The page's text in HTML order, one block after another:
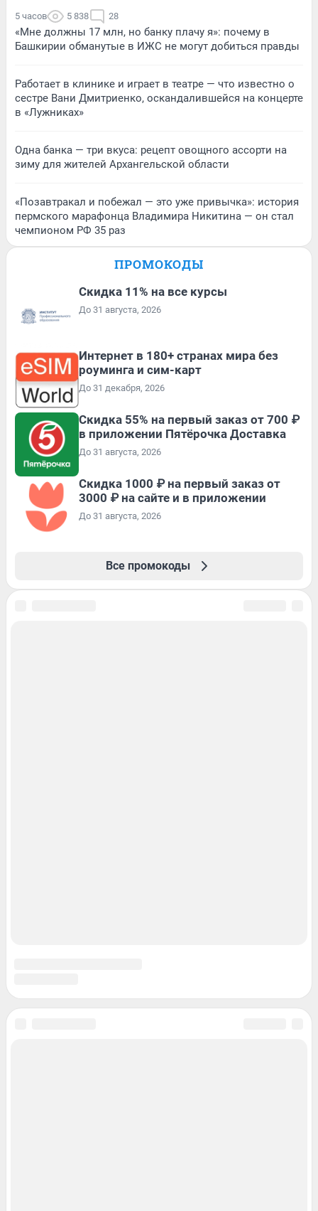
5 часов 5 838 28
«Мне должны 17 млн, но банку плачу я»: почему в
Башкирии обманутые в ИЖС не могут добиться правды
Работает в клинике и играет в театре — что известно о
сестре Вани Дмитриенко, оскандалившейся на концерте
в «Лужниках»
Одна банка — три вкуса: рецепт овощного ассорти на
зиму для жителей Архангельской области
«Позавтракал и побежал — это уже привычка»: история
пермского марафонца Владимира Никитина — он стал
чемпионом РФ 35 раз
ПРОМОКОДЫ
Скидка 11% на все курсы
До 31 августа, 2026
Интернет в 180+ странах мира без
роуминга и сим-карт
До 31 декабря, 2026
Скидка 55% на первый заказ от 700 ₽
в приложении Пятёрочка Доставка
До 31 августа, 2026
Скидка 1000 ₽ на первый заказ от
3000 ₽ на сайте и в приложении
До 31 августа, 2026
Все промокоды